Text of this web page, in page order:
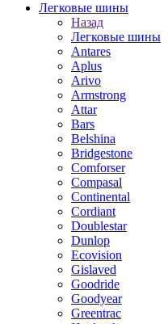
Легковые шины
Назад
Легковые шины
Antares
Aplus
Arivo
Armstrong
Attar
Bars
Belshina
Bridgestone
Comforser
Compasal
Continental
Cordiant
Doublestar
Dunlop
Ecovision
Gislaved
Goodride
Goodyear
Greentrac